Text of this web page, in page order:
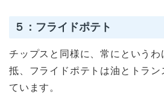
５：フライドポテト
チップスと同様に、常にというわ
抵、フライドポテトは油とトラ
ています。